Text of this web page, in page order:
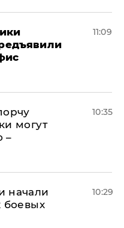
11:09
могут
–
10:35
начали
боевых
10:29